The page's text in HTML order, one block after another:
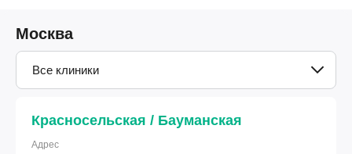
Москва
Все клиники
Красносельская / Бауманская
Адрес